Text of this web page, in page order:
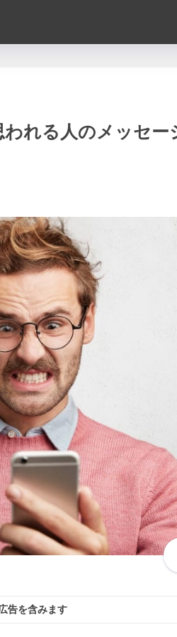
れる人のメッセー
告を含みます